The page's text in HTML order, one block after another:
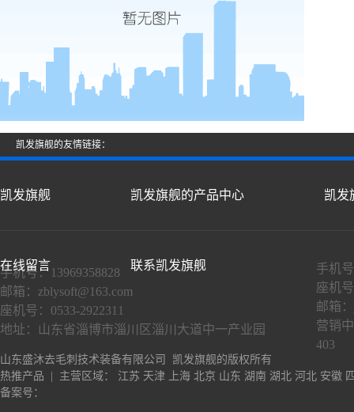
凯发旗舰的友情链接：
凯发旗舰 凯发旗舰的产品中心 凯发
在线留言 联系凯发旗舰
手机号：13969358828
邮箱： zblysoft@163.com
座机号：0533-2922311
地址：山东省淄博市淄川区淄川大道中一产业园
手机
座机
邮箱：
营销
403
山东盛沐去毛刺技术装备有限公司 凯发旗舰的版权所有
热推产品 | 主营区域： 江苏 天津 上海 北京 山东 湖南 湖北 河北 安徽
备案号：